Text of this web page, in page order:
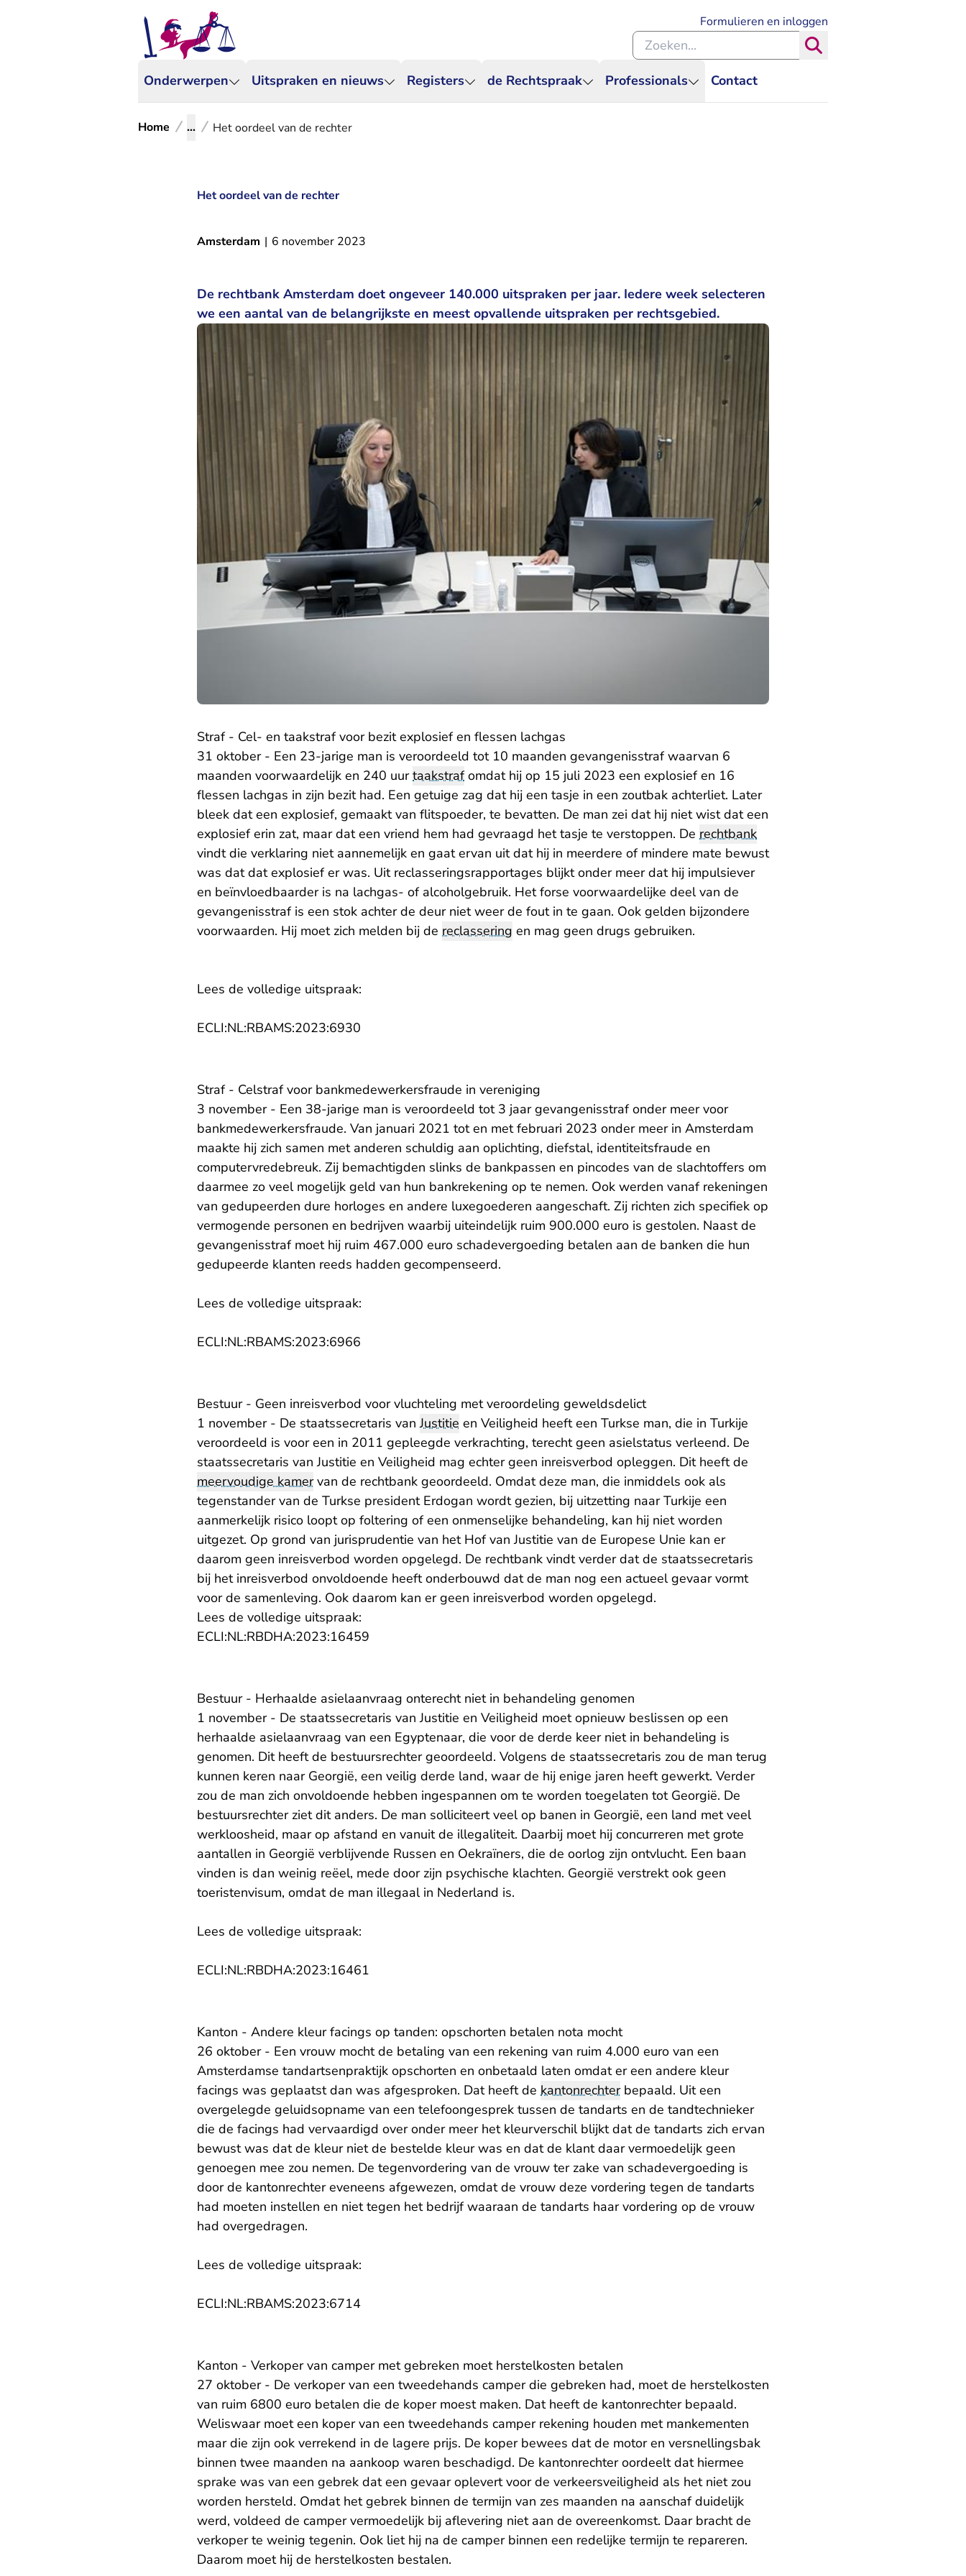
Onderwerpen Uitspraken en nieuws Registers de Rechtspraak Professionals Contact
Formulieren en inloggen
Zoeken binnen de Rechtspraak
Home ... Het oordeel van de rechter
Het oordeel van de rechter
Amsterdam | 6 november 2023
De rechtbank Amsterdam doet ongeveer 140.000 uitspraken per jaar. Iedere week selecteren
we een aantal van de belangrijkste en meest opvallende uitspraken per rechtsgebied.
Straf - Cel- en taakstraf voor bezit explosief en flessen lachgas
31 oktober - Een 23-jarige man is veroordeeld tot 10 maanden gevangenisstraf waarvan 6
maanden voorwaardelijk en 240 uurtaakstrafomdat hij op 15 juli 2023 een explosief en 16
flessen lachgas in zijn bezit had. Een getuige zag dat hij een tasje in een zoutbak achterliet. Later
bleek dat een explosief, gemaakt van flitspoeder, te bevatten. De man zei dat hij niet wist dat een
explosief erin zat, maar dat een vriend hem had gevraagd het tasje te verstoppen. De rechtbank
vindt die verklaring niet aannemelijk en gaat ervan uit dat hij in meerdere of mindere mate bewust
was dat dat explosief er was. Uit reclasseringsrapportages blijkt onder meer dat hij impulsiever
en beïnvloedbaarder is na lachgas- of alcoholgebruik. Het forse voorwaardelijke deel van de
gevangenisstraf is een stok achter de deur niet weer de fout in te gaan. Ook gelden bijzondere
voorwaarden. Hij moet zich melden bij de reclassering en mag geen drugs gebruiken.
Lees de volledige uitspraak:
ECLI:NL:RBAMS:2023:6930
Straf - Celstraf voor bankmedewerkersfraude in vereniging
3 november - Een 38-jarige man is veroordeeld tot 3 jaar gevangenisstraf onder meer voor
bankmedewerkersfraude. Van januari 2021 tot en met februari 2023 onder meer in Amsterdam
maakte hij zich samen met anderen schuldig aan oplichting, diefstal, identiteitsfraude en
computervredebreuk. Zij bemachtigden slinks de bankpassen en pincodes van de slachtoffers om
daarmee zo veel mogelijk geld van hun bankrekening op te nemen. Ook werden vanaf rekeningen
van gedupeerden dure horloges en andere luxegoederen aangeschaft. Zij richten zich specifiek op
vermogende personen en bedrijven waarbij uiteindelijk ruim 900.000 euro is gestolen. Naast de
gevangenisstraf moet hij ruim 467.000 euro schadevergoeding betalen aan de banken die hun
gedupeerde klanten reeds hadden gecompenseerd.
Lees de volledige uitspraak:
ECLI:NL:RBAMS:2023:6966
Bestuur - Geen inreisverbod voor vluchteling met veroordeling geweldsdelict
1 november - De staatssecretaris vanJustitie en Veiligheid heeft een Turkse man, die in Turkije
veroordeeld is voor een in 2011 gepleegde verkrachting, terecht geen asielstatus verleend. De
staatssecretaris van Justitie en Veiligheid mag echter geen inreisverbod opleggen. Dit heeft de
meervoudige kamervan de rechtbank geoordeeld. Omdat deze man, die inmiddels ook als
tegenstander van de Turkse president Erdogan wordt gezien, bij uitzetting naar Turkije een
aanmerkelijk risico loopt op foltering of een onmenselijke behandeling, kan hij niet worden
uitgezet. Op grond van jurisprudentie van het Hof van Justitie van de Europese Unie kan er
daarom geen inreisverbod worden opgelegd. De rechtbank vindt verder dat de staatssecretaris
bij het inreisverbod onvoldoende heeft onderbouwd dat de man nog een actueel gevaar vormt
voor de samenleving. Ook daarom kan er geen inreisverbod worden opgelegd.
Lees de volledige uitspraak:
ECLI:NL:RBDHA:2023:16459
Bestuur - Herhaalde asielaanvraag onterecht niet in behandeling genomen
1 november - De staatssecretaris van Justitie en Veiligheid moet opnieuw beslissen op een
herhaalde asielaanvraag van een Egyptenaar, die voor de derde keer niet in behandeling is
genomen. Dit heeft de bestuursrechter geoordeeld. Volgens de staatssecretaris zou de man terug
kunnen keren naar Georgië, een veilig derde land, waar de hij enige jaren heeft gewerkt. Verder
zou de man zich onvoldoende hebben ingespannen om te worden toegelaten tot Georgië. De
bestuursrechter ziet dit anders. De man solliciteert veel op banen in Georgië, een land met veel
werkloosheid, maar op afstand en vanuit de illegaliteit. Daarbij moet hij concurreren met grote
aantallen in Georgië verblijvende Russen en Oekraïners, die de oorlog zijn ontvlucht. Een baan
vinden is dan weinig reëel, mede door zijn psychische klachten. Georgië verstrekt ook geen
toeristenvisum, omdat de man illegaal in Nederland is.
Lees de volledige uitspraak:
ECLI:NL:RBDHA:2023:16461
Kanton - Andere kleur facings op tanden: opschorten betalen nota mocht
26 oktober - Een vrouw mocht de betaling van een rekening van ruim 4.000 euro van een
Amsterdamse tandartsenpraktijk opschorten en onbetaald laten omdat er een andere kleur
facings was geplaatst dan was afgesproken. Dat heeft de kantonrechterbepaald. Uit een
overgelegde geluidsopname van een telefoongesprek tussen de tandarts en de tandtechnieker
die de facings had vervaardigd over onder meer het kleurverschil blijkt dat de tandarts zich ervan
bewust was dat de kleur niet de bestelde kleur was en dat de klant daar vermoedelijk geen
genoegen mee zou nemen. De tegenvordering van de vrouw ter zake van schadevergoeding is
door de kantonrechter eveneens afgewezen, omdat de vrouw deze vordering tegen de tandarts
had moeten instellen en niet tegen het bedrijf waaraan de tandarts haar vordering op de vrouw
had overgedragen.
Lees de volledige uitspraak:
ECLI:NL:RBAMS:2023:6714- U verlaat Rechtspraak.nl
Kanton - Verkoper van camper met gebreken moet herstelkosten betalen
27 oktober - De verkoper van een tweedehands camper die gebreken had, moet de herstelkosten
van ruim 6800 euro betalen die de koper moest maken. Dat heeft de kantonrechter bepaald.
Weliswaar moet een koper van een tweedehands camper rekening houden met mankementen
maar die zijn ook verrekend in de lagere prijs. De koper bewees dat de motor en versnellingsbak
binnen twee maanden na aankoop waren beschadigd. De kantonrechter oordeelt dat hiermee
sprake was van een gebrek dat een gevaar oplevert voor de verkeersveiligheid als het niet zou
worden hersteld. Omdat het gebrek binnen de termijn van zes maanden na aanschaf duidelijk
werd, voldeed de camper vermoedelijk bij aflevering niet aan de overeenkomst. Daar bracht de
verkoper te weinig tegenin. Ook liet hij na de camper binnen een redelijke termijn te repareren.
Daarom moet hij de herstelkosten bestalen.